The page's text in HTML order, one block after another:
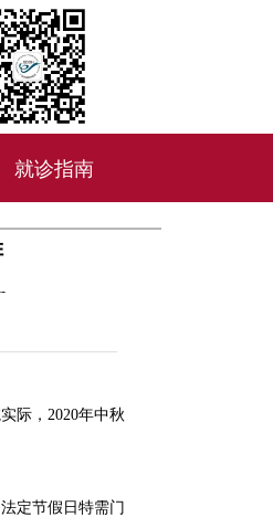
就诊指南
际，2020年中秋
定节假日特需门